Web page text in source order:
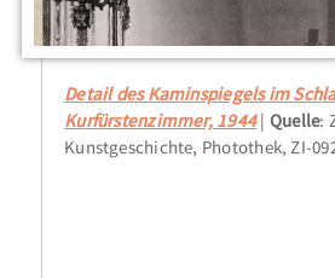
Detail des Kaminspiegels im
Kurfürstenzimmer, 1944 Quelle:
Kunstgeschichte, Photothek, ZI-